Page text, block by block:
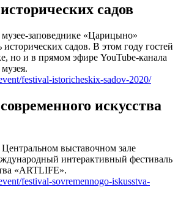
садов
заповеднике «Царицыно»
садов. В этом году гостей
но и в прямом эфире YouTube-канала
festival-istoricheskix-sadov-2020/
искусства
выставочном зале
интерактивный фестиваль
«ARTLIFE».
festival-sovremennogo-iskusstva-